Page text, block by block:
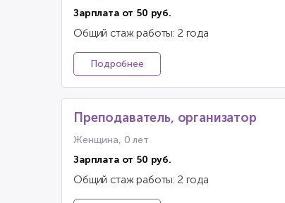
Зарплата от 50 руб.
Общий стаж работы: 2 года
Подробнее
Преподаватель, организатор
Женщина, 0 лет
Зарплата от 50 руб.
Общий стаж работы: 2 года